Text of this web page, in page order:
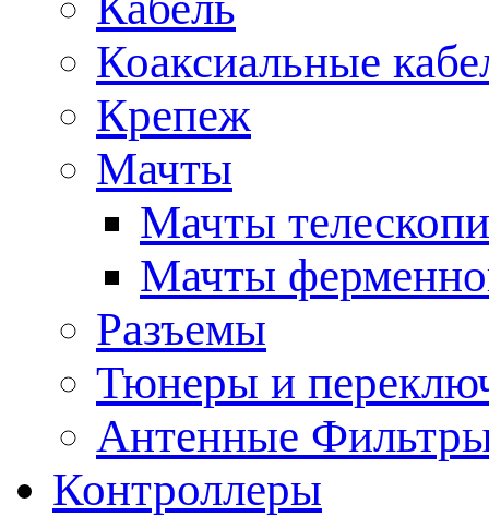
Коаксиальные
Крепеж
Мачты
Мачты
Мачты
Разъемы
Тюнеры и
Антенные
Контроллеры